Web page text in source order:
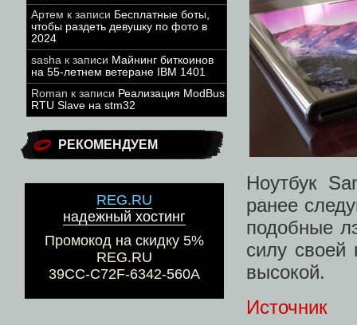
Артем к записи Бесплатные боты,
чтобы раздеть девушку по фото в
2024
sasha к записи Майнинг биткоинов
на 55-летнем ветеране IBM 1401
Roman к записи Реализация ModBus
RTU Slave на stm32
РЕКОМЕНДУЕМ
REG.RU
надежный хостинг
Промокод на скидку 5%
REG.RU
39CC-C72F-6342-560A
Ноутбук
ранее
подобные
силу своей
высокой.
Источник